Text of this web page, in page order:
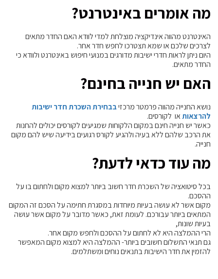
מה אומרים באינטרנט?
האינטרנט מהווה אינדיקציה מוצלחת למדי לוודא האם החדר מתאים
לצרכים שלכם או שמא תצטרכו לחפש חדר אחר.
היום ניתן לראות חדרי ישיבות מדורגים במנועי חיפוש באינטרנט ולוודא כי
החדר מתאים.
האם יש חנייה בחינם?
נושא החנייה מהווה פרמטר מרכזיבבחירת השכרת חדר ישיבות
להרצאותאו לקורסים.
כאשר יש חנייה חינם במקום הלקוחות שמגיעים לקורסים יכולים להחנות
את הרכב שלהם ללא בעיה ולהגיע לקורס רגועים בידיעה שיש להם מקום
חנייה.
מה עוד כדאי לדעת?
בכל סיטואציה של השכרת חדר חשוב ביותר למצוא מקום ולחתום בו על
ההסכם.
מקום אשר לא עושה בעיות מיוחדות במסגרת חתימה על הסכם זה המקום
המתאים ביותר עבורכם. לעומת זאת, כאשר מדובר על מקום אשר עושה
בעיות שונות,
הרי ההמלצה היא לא לחתום על ההסכם ולחפש מקום אחר.
גם תנאי התשלום חשובים ביותר- ההמלצה היא למצוא מקום המאפשר
להזמין את חדר הישיבות בתנאים נוחים ומשתלמים.